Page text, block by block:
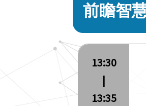
前瞻智
13:30
13:35